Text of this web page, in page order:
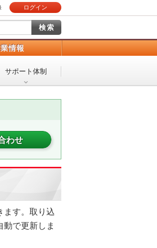
ログイン
情報
サポート体制
わせ
ます。取り込
で更新しま